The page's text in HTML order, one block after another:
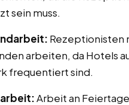
sein muss.
Rezeptionisten
arbeiten, da Hotels
frequentiert sind.
Arbeit an